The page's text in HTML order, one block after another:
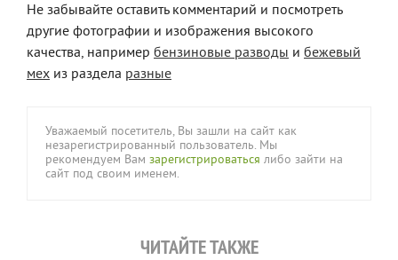
Не забывайте оставить комментарий и посмотреть
другие фотографии и изображения высокого
качества, например бензиновые разводы и бежевый
мех из раздела разные
Уважаемый посетитель, Вы зашли на сайт как
незарегистрированный пользователь. Мы
рекомендуем Вам зарегистрироваться либо зайти на
сайт под своим именем.
ЧИТАЙТЕ ТАКЖЕ